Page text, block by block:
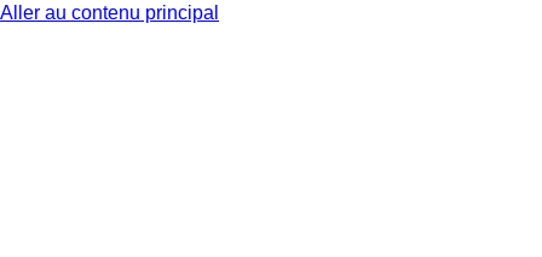
Aller au contenu principal